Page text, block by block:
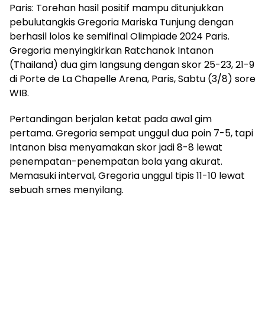
Paris: Torehan hasil positif mampu ditunjukkan
pebulutangkis Gregoria Mariska Tunjung dengan
berhasil lolos ke semifinal Olimpiade 2024 Paris.
Gregoria menyingkirkan Ratchanok Intanon
(Thailand) dua gim langsung dengan skor 25-23, 21-9
di Porte de La Chapelle Arena, Paris, Sabtu (3/8) sore
WIB.
Pertandingan berjalan ketat pada awal gim
pertama. Gregoria sempat unggul dua poin 7-5, tapi
Intanon bisa menyamakan skor jadi 8-8 lewat
penempatan-penempatan bola yang akurat.
Memasuki interval, Gregoria unggul tipis 11-10 lewat
sebuah smes menyilang.